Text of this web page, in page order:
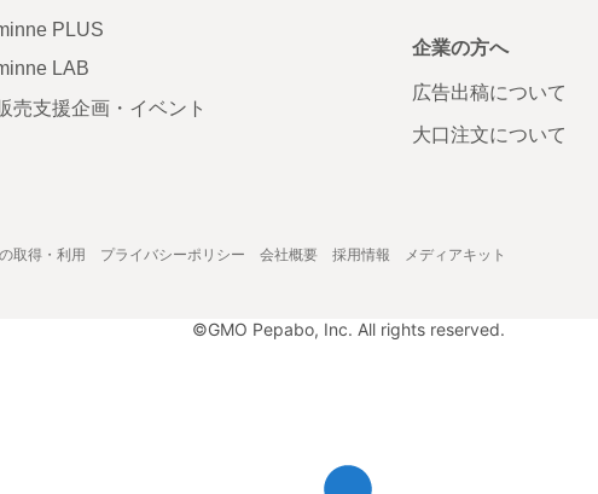
PLUS
LAB
売支援企画・イベント
企業の方へ
広告出稿について
大口注文について
取得・利用 プライバシーポリシー 会社概要 採用情報 メディアキット
©GMO Pepabo, Inc. All rights reserved.